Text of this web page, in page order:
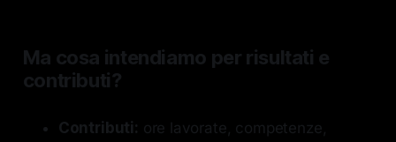
Ma cosa intendiamo per risultati e
contributi?
Contributi: ore lavorate, competenze,